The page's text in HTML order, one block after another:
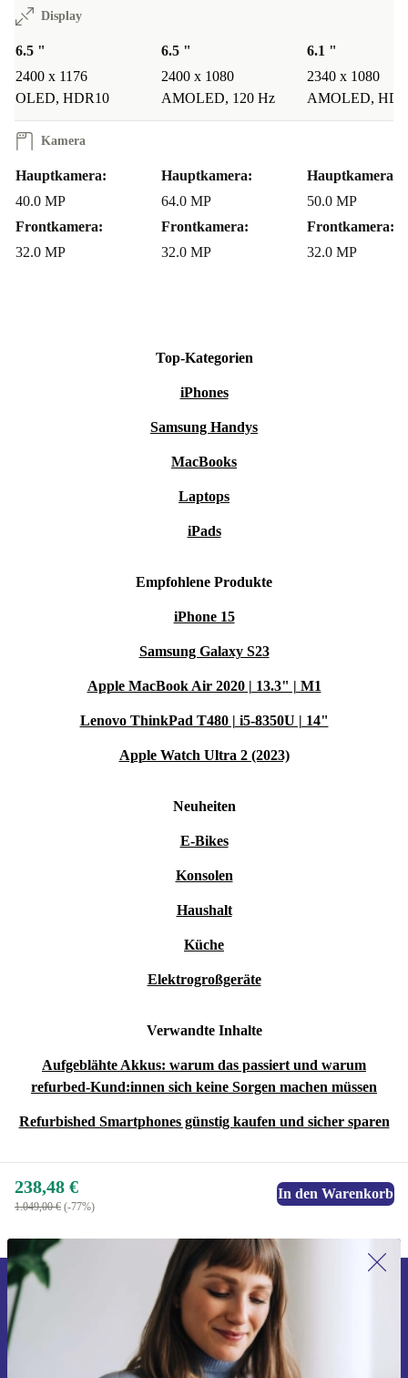
Display
6.5 "
2400 x 1176
OLED, HDR10
6.5 "
2400 x 1080
AMOLED, 120 Hz
6.1 "
2340 x 1080
AMOLED,
Kamera
Hauptkamera:
40.0 MP
Frontkamera:
32.0 MP
Hauptkamera:
64.0 MP
Frontkamera:
32.0 MP
Hauptkamera:
50.0 MP
Frontkamera:
32.0 MP
Top-Kategorien
iPhones
Samsung Handys
MacBooks
Laptops
iPads
Empfohlene Produkte
iPhone 15
Samsung Galaxy S23
Apple MacBook Air 2020 | 13.3" | M1
Lenovo ThinkPad T480 | i5-8350U | 14"
Apple Watch Ultra 2 (2023)
Neuheiten
E-Bikes
Konsolen
Haushalt
Küche
Elektrogroßgeräte
Verwandte Inhalte
Aufgeblähte Akkus: warum das passiert und warum
refurbed-Kund:innen sich keine Sorgen machen müssen
Refurbished Smartphones günstig kaufen und sicher sparen
238,48 €
1.049,00 € (-77%)
In den Warenkorb
Erstmals zum Newsletter anmelden,
15 € sparen!
Verpasse kein Angebot mehr.